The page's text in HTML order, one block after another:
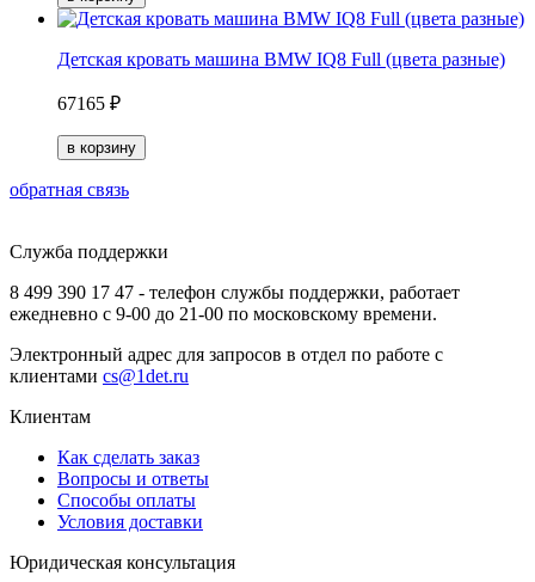
Детская кровать машина BMW IQ8 Full (цвета разные)
67165 ₽
обратная связь
Служба поддержки
8 499 390 17 47 - телефон службы поддержки, работает
ежедневно с 9-00 до 21-00 по московскому времени.
Электронный адрес для запросов в отдел по работе с
клиентами cs@1det.ru
Клиентам
Как сделать заказ
Вопросы и ответы
Способы оплаты
Условия доставки
Юридическая консультация